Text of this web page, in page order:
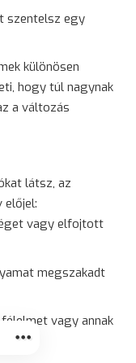
szentelsz egy
különösen
hogy túl nagynak
a változás
látsz, az
előjel:
vagy elfojtott
megszakadt
vagy annak